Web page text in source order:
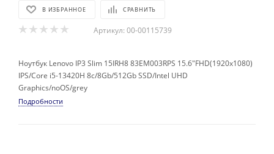
В ИЗБРАННОЕ СРАВНИТЬ
Артикул: 00-00115739
Ноутбук Lenovo IP3 Slim 15IRH8 83EM003RPS 15.6"FHD(1920x1080)
IPS/Core i5-13420H 8с/8Gb/512Gb SSD/Intel UHD
Graphics/noOS/grey
Подробности